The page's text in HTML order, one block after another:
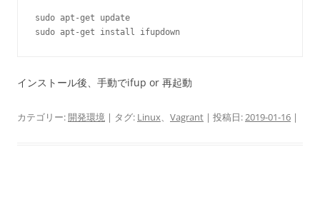
sudo apt-get update
sudo apt-get install ifupdown
インストール後、手動でifup or 再起動
カテゴリー:開発環境 | タグ: Linux、 Vagrant | 投稿日:2019-01-16 |